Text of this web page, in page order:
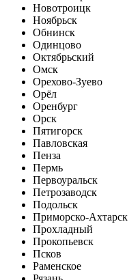
Новотроицк
Ноябрьск
Обнинск
Одинцово
Октябрьский
Омск
Орехово-Зуево
Орёл
Оренбург
Орск
Пятигорск
Павловская
Пенза
Пермь
Первоуральск
Петрозаводск
Подольск
Приморско-Ахтарск
Прохладный
Прокопьевск
Псков
Раменское